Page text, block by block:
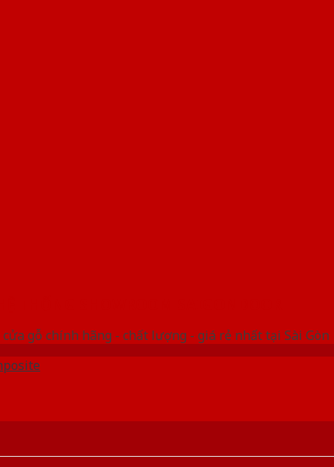
gỗ chính hãng - chất lượng - giá rẻ nhất tại Sài Gòn